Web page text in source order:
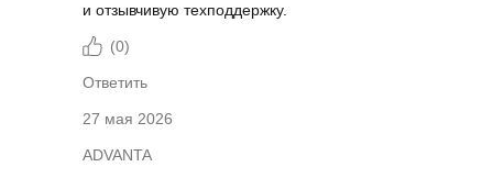
и отзывчивую техподдержку.
(0)
Ответить
27 мая 2026
ADVANTA